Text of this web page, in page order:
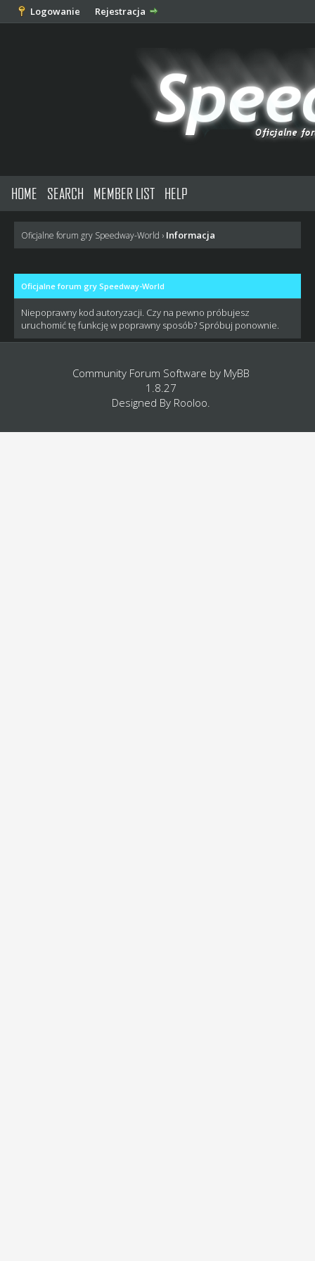
Logowanie Rejestracja
HOME SEARCH MEMBER LIST HELP
Oficjalne forum gry Speedway-World › Informacja
Oficjalne forum gry Speedway-World
Niepoprawny kod autoryzacji. Czy na pewno próbujesz
uruchomić tę funkcję w poprawny sposób? Spróbuj ponownie.
Community Forum Software by MyBB
1.8.27
Designed By Rooloo.